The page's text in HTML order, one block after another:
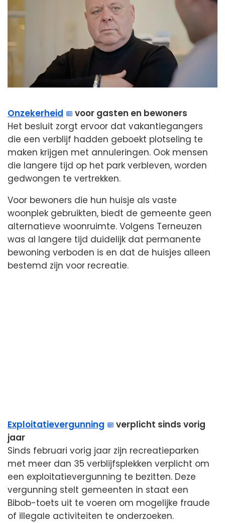
Onzekerheid
voor gasten en bewoners
Het besluit zorgt ervoor dat vakantiegangers
die een verblijf hadden geboekt plotseling te
maken krijgen met annuleringen. Ook mensen
die langere tijd op het park verbleven, worden
gedwongen te vertrekken.
Voor bewoners die hun huisje als vaste
woonplek gebruikten, biedt de gemeente geen
alternatieve woonruimte. Volgens Terneuzen
was al langere tijd duidelijk dat permanente
bewoning verboden is en dat de huisjes alleen
bestemd zijn voor recreatie.
Exploitatievergunning
verplicht sinds vorig
jaar
Sinds februari vorig jaar zijn recreatieparken
met meer dan 35 verblijfsplekken verplicht om
een exploitatievergunning te bezitten. Deze
vergunning stelt gemeenten in staat een
Bibob-toets uit te voeren om mogelijke fraude
of illegale activiteiten te onderzoeken.